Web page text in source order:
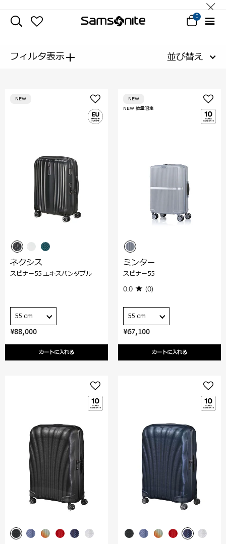
0
フィルタ表示+ 並び替え
¥88,000
カートに入れる
NEW
ネクシス
スピナー55 エキスパンダブル
55 cm
¥67,100
カートに入れる
NEW 数量限定
NEW
ミンター
スピナー55
0.0 (0)
55 cm